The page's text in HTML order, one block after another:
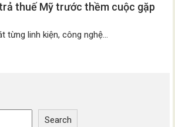
thuế Mỹ trước thềm cuộc gặp
từng linh kiện, công nghệ...
Search